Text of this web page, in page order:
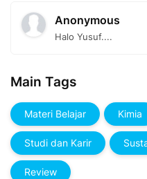
Anonymous
Halo Yusuf....
Main Tags
Materi Belajar Kimia
Studi dan Karir
Review